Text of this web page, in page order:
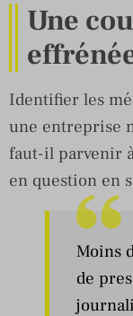
Une
Identifier les
une entreprise
faut-il parvenir
en question en
Moins
de